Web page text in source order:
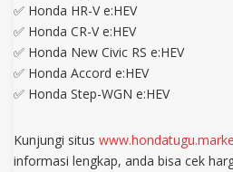
✅ Honda HR-V e:HEV
✅ Honda CR-V e:HEV
✅ Honda New Civic RS e:HEV
✅ Honda Accord e:HEV
✅ Honda Step-WGN e:HEV
Kunjungi situs
informasi lengkap, anda bisa cek